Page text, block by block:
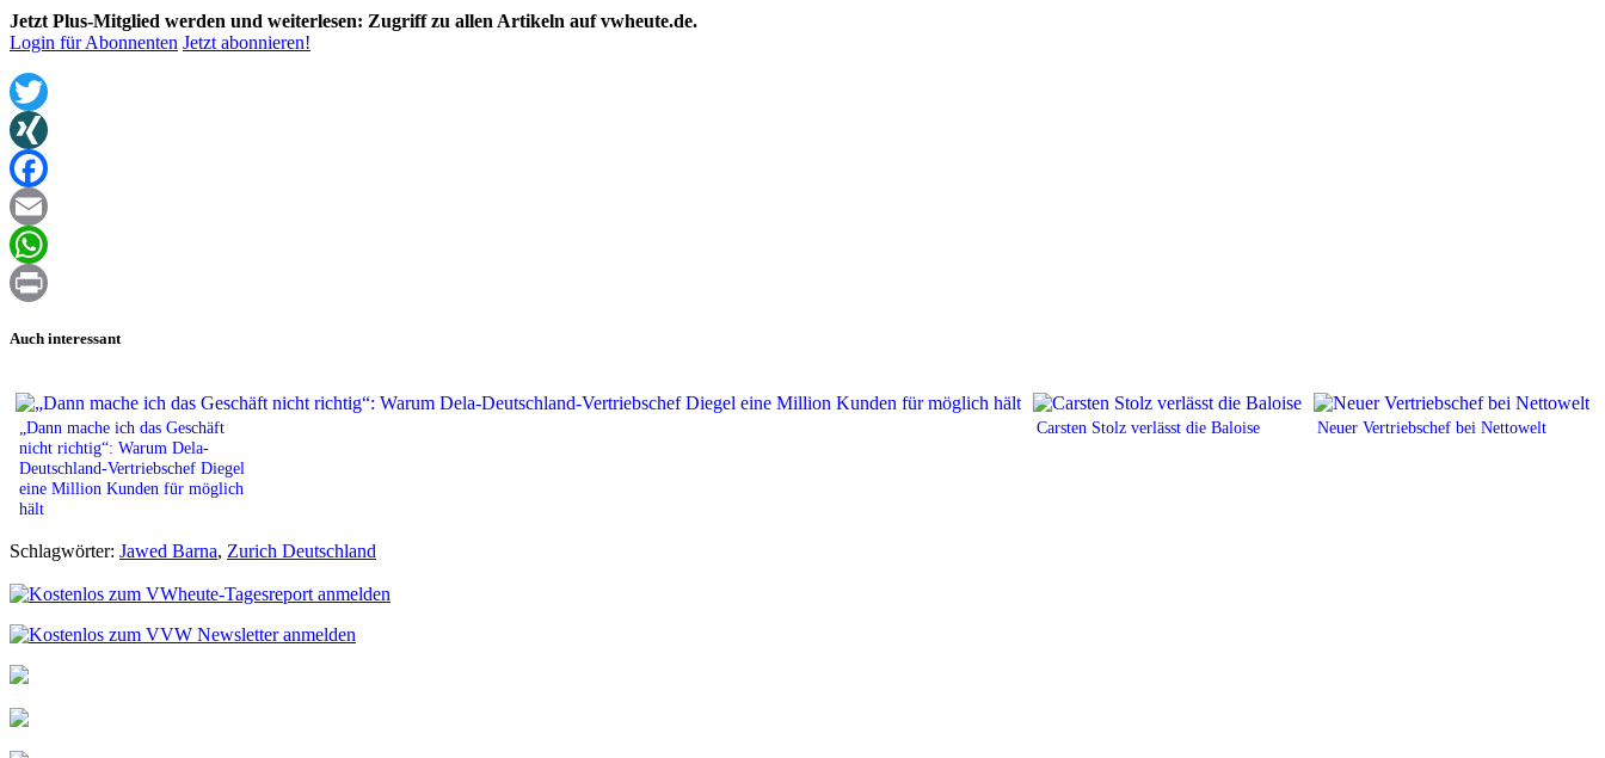
Jetzt Plus-Mitglied werden und weiterlesen: Zugriff zu allen Artikeln auf vwheute.de.
Login für Abonnenten Jetzt abonnieren!
Twitter
XING
Facebook
Email
WhatsApp
Auch interessant
„Dann mache ich das Geschäft
nicht richtig“: Warum Dela-
Deutschland-Vertriebschef Diegel
eine Million Kunden für möglich
hält
Carsten Stolz verlässt die Baloise Neuer Vertriebschef bei Nettowelt
Schlagwörter: Jawed Barna, Zurich Deutschland